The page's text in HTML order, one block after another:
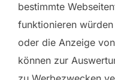
bestimmte
funktionieren
oder die Anzeige
können zur